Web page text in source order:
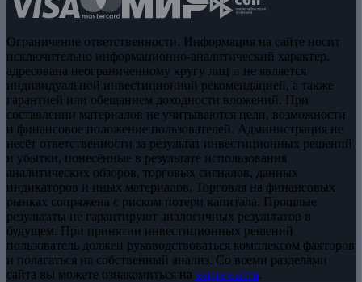
Ограничение ответственности. Информация на сайте носит
исключительно информационно-аналитический характер,
адресована неограниченному кругу лиц и не является
индивидуальной инвестиционной рекомендацией, а также
гарантией или обещанием доходности вложений. При
составлении материалов не учитываются цели, возможности
и финансовое положение пользователей. Администрация не
несёт ответственности за результат инвестиционных решений
и убытки, понесённые в результате использования
аналитических обзоров, торговых сигналов, данных
индикаторов и иных материалов. Торговля на финансовых
рынках сопряжена с риском потери капитала. Прошлые
результаты не гарантируют аналогичных результатов в
будущем. При принятии инвестиционных решений
пользователь должен руководствоваться комплексом факторов
и полагаться на собственный анализ. Со всеми разделами
сайта вы можете ознакомиться на карте сайта.